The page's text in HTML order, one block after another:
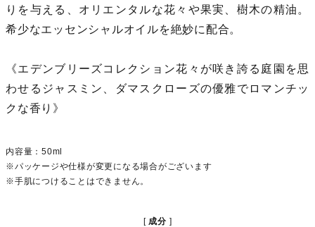
りを与える、オリエンタルな花々や果実、樹木の精油。
希少なエッセンシャルオイルを絶妙に配合。
《エデンブリーズコレクション花々が咲き誇る庭園を思
わせるジャスミン、ダマスクローズの優雅でロマンチッ
クな香り》
内容量：50ml
※パッケージや仕様が変更になる場合がございます
※手肌につけることはできません。
成分